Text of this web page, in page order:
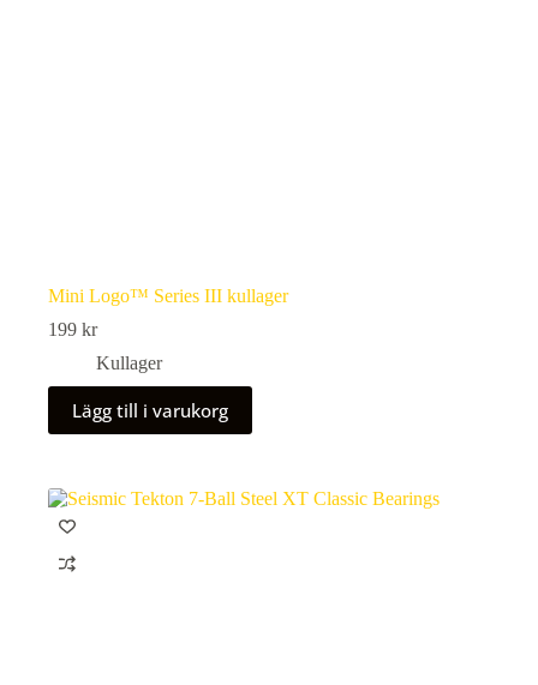
Mini Logo™ Series III kullager
199 kr
Kullager
Lägg till i varukorg